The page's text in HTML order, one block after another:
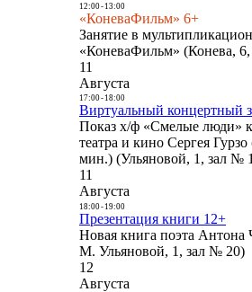
12:00- 13:00
«КоневаФильм» 6+
Занятие в
«КоневаФильм» (Конева,
11
Августа
17:00- 18:00
Виртуальный концертный
Показ х/ф «Смелые люди»
театра и кино Сергея
мин.) (Ульяновой, 1, зал №
11
Августа
18:00- 19:00
Презентация книги 12+
Новая книга поэта Антона
М. Ульяновой, 1, зал № 20)
12
Августа